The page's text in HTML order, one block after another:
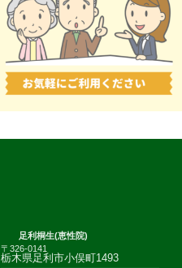
足利桐生(恵性院)
〒326-0141
栃木県足利市小俣町1493